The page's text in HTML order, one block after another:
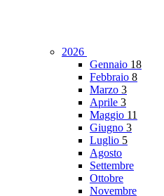
2026
Gennaio 18
Febbraio 8
Marzo 3
Aprile 3
Maggio 11
Giugno 3
Luglio 5
Agosto
Settembre
Ottobre
Novembre